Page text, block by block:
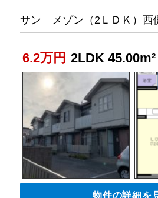
サン メゾン（2ＬＤＫ）西
6.2万円 2LDK 45.00m²
物件の詳細を